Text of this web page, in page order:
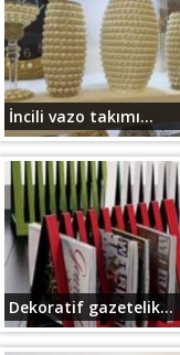
İncili vazo takımı...
Dekoratif gazetelik...